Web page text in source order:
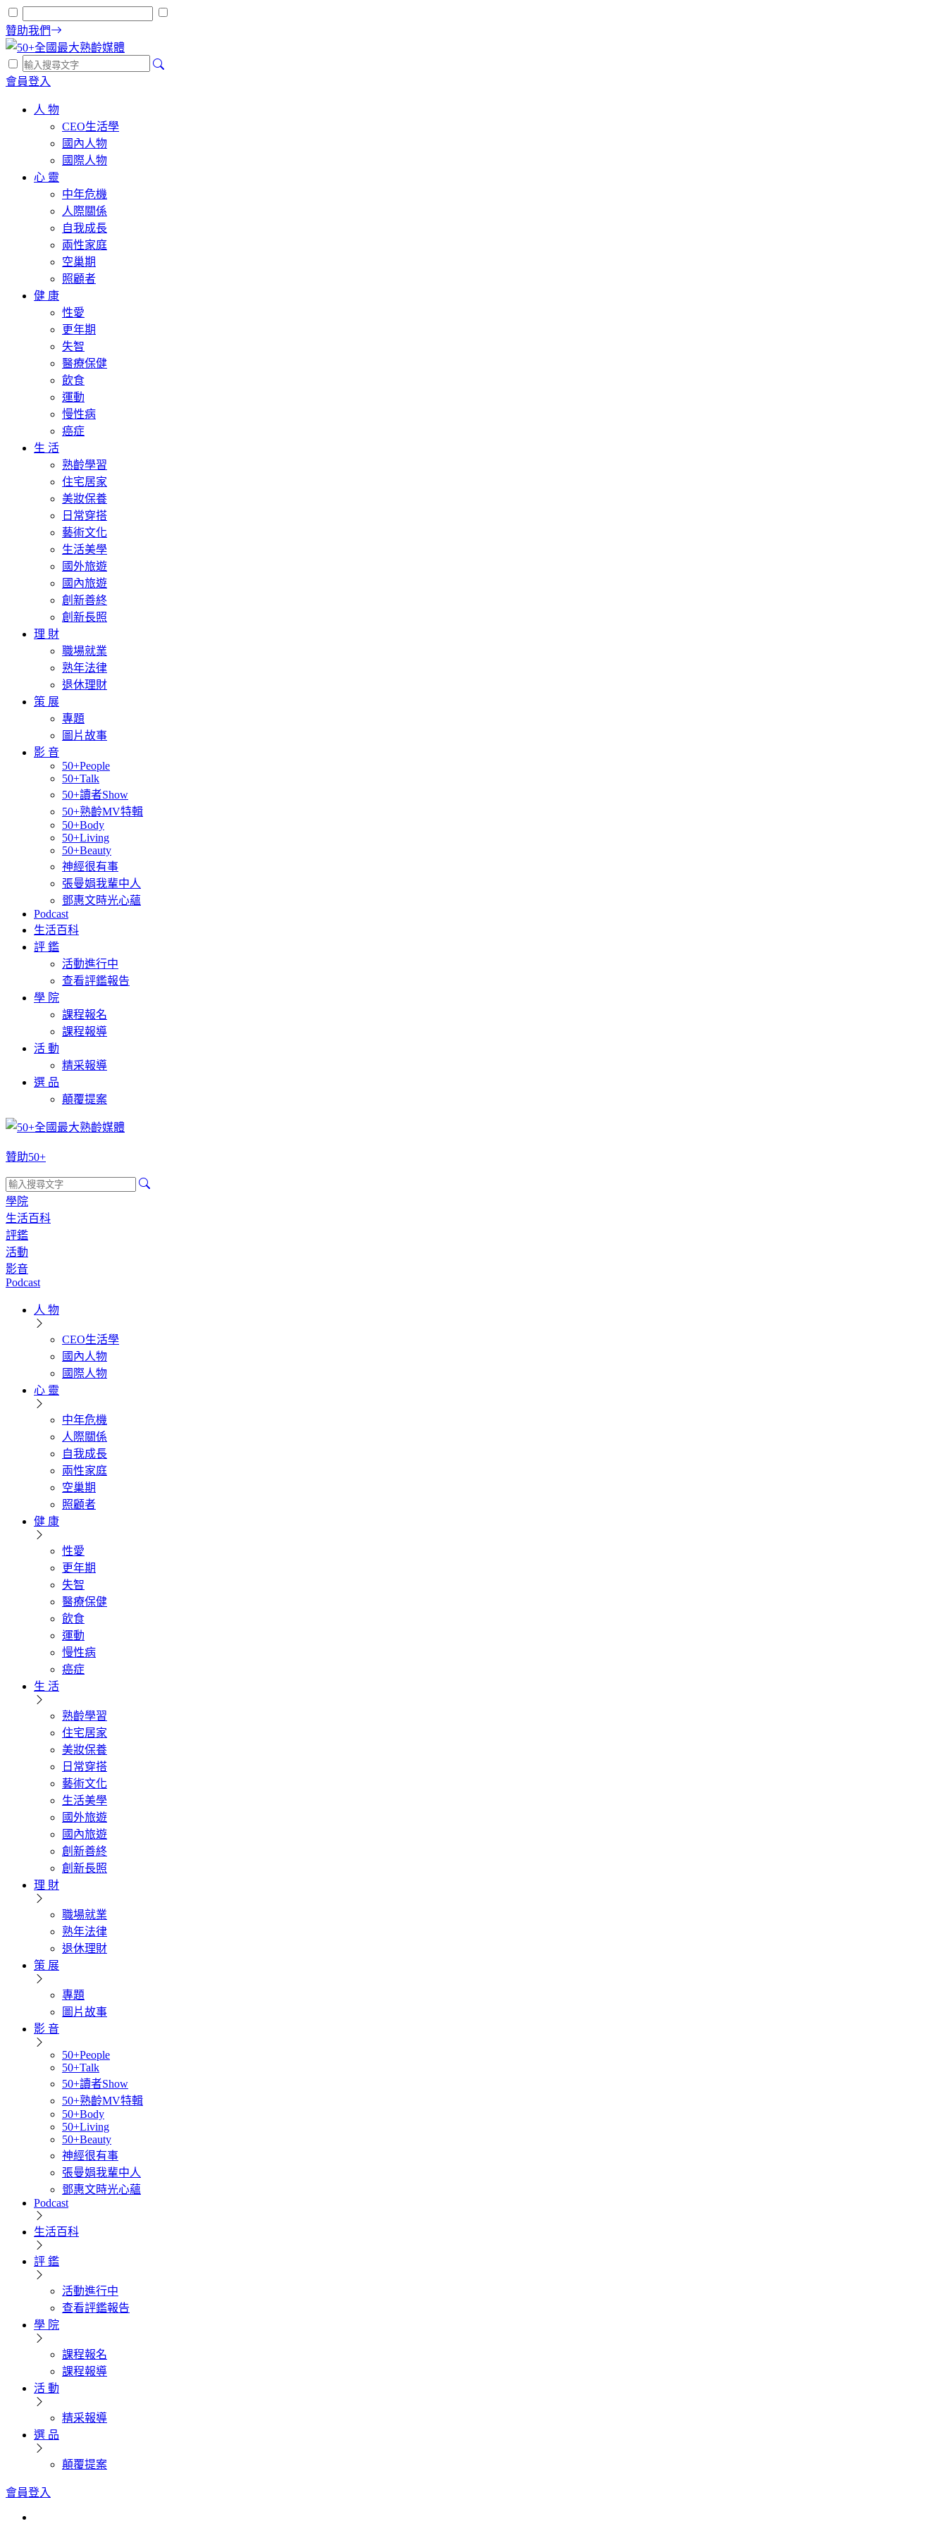
贊助我們
會員登入
人 物
CEO生活學
國內人物
國際人物
心 靈
中年危機
人際關係
自我成長
兩性家庭
空巢期
照顧者
健 康
性愛
更年期
失智
醫療保健
飲食
運動
慢性病
癌症
生 活
熟齡學習
住宅居家
美妝保養
日常穿搭
藝術文化
生活美學
國外旅遊
國內旅遊
創新善終
創新長照
理 財
職場就業
熟年法律
退休理財
策 展
專題
圖片故事
影 音
50+People
50+Talk
50+讀者Show
50+熟齡MV特輯
50+Body
50+Living
50+Beauty
神經很有事
張曼娟我輩中人
鄧惠文時光心蘊
Podcast
生活百科
評 鑑
活動進行中
查看評鑑報告
學 院
課程報名
課程報導
活 動
精采報導
選 品
顛覆提案
贊助50+
學院
生活百科
評鑑
活動
影音
Podcast
人 物
CEO生活學
國內人物
國際人物
心 靈
中年危機
人際關係
自我成長
兩性家庭
空巢期
照顧者
健 康
性愛
更年期
失智
醫療保健
飲食
運動
慢性病
癌症
生 活
熟齡學習
住宅居家
美妝保養
日常穿搭
藝術文化
生活美學
國外旅遊
國內旅遊
創新善終
創新長照
理 財
職場就業
熟年法律
退休理財
策 展
專題
圖片故事
影 音
50+People
50+Talk
50+讀者Show
50+熟齡MV特輯
50+Body
50+Living
50+Beauty
神經很有事
張曼娟我輩中人
鄧惠文時光心蘊
Podcast
生活百科
評 鑑
活動進行中
查看評鑑報告
學 院
課程報名
課程報導
活 動
精采報導
選 品
顛覆提案
會員登入